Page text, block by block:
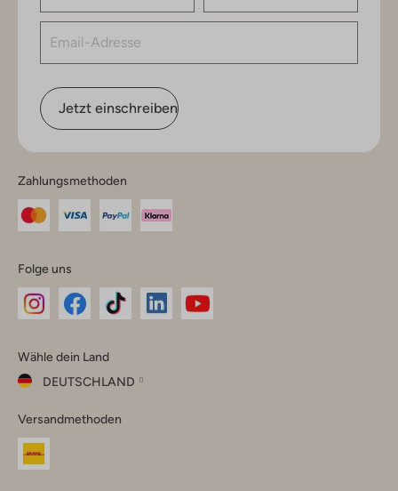
Jetzt einschreiben
Zahlungsmethoden
Folge uns
Instagram
Facebook
TikTok
Wähle dein Land
DEUTSCHLAND
dein
Land
Versandmethoden